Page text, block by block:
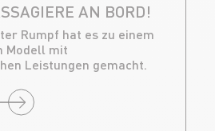
AN BORD!
Rumpf hat es zu einem
Modell mit
Leistungen gemacht.